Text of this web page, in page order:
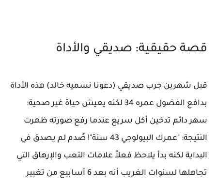
قصة حقيقية: صديقي والأداة
قبل شهرين جرب صديقي (دعونا نسميه خالد) هذه الأداة
بدافع الفضول عمره 34 لكنه يعيش حياة غير صحية:
سهر دائم تدخين أكل سريع عندما رفع صورته ظهرت
النتيجة: "عمرك البيولوجي 43 سنة"! صُدم لم يصدق في
البداية لكنه بدأ يلاحظ فعلاً علامات التعب والإرهاق التي
تجاهلها لسنوات الغريب أنه بعد 6 أسابيع من تغيير